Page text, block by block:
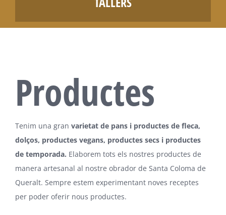
Productes
Tenim una gran varietat de pans i productes de fleca,
dolços, productes vegans, productes secs i productes
de temporada. Elaborem tots els nostres productes de
manera artesanal al nostre obrador de Santa Coloma de
Queralt. Sempre estem experimentant noves receptes
per poder oferir nous productes.